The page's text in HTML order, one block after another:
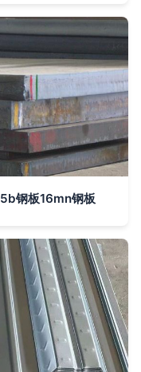
钢板16mn钢板